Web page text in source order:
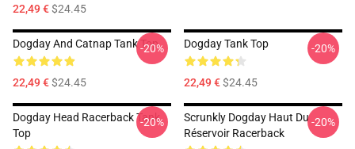
22,49 €$24.45
Dogday And Catnap Tank Top
22,49 €$24.45
-20% Dogday Tank Top
22,49 €$24.45
-20%
Dogday Head Racerback Tank
Top
-20%
Scrunkly Dogday Haut Du
Réservoir Racerback
-20%